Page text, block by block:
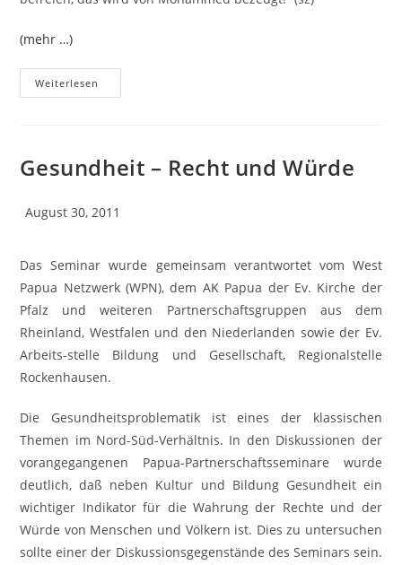
(mehr …)
Weiterlesen
Gesundheit – Recht und Würde
August 30, 2011
Das Seminar wurde gemeinsam verantwortet vom West
Papua Netzwerk (WPN), dem AK Papua der Ev. Kirche der
Pfalz und weiteren Partnerschaftsgruppen aus dem
Rheinland, Westfalen und den Niederlanden sowie der Ev.
Arbeits-stelle Bildung und Gesellschaft, Regionalstelle
Rockenhausen.
Die Gesundheitsproblematik ist eines der klassischen
Themen im Nord-Süd-Verhältnis. In den Diskussionen der
vorangegangenen Papua-Partnerschaftsseminare wurde
deutlich, daß neben Kultur und Bildung Gesundheit ein
wichtiger Indikator für die Wahrung der Rechte und der
Würde von Menschen und Völkern ist. Dies zu untersuchen
sollte einer der Diskussionsgegenstände des Seminars sein.